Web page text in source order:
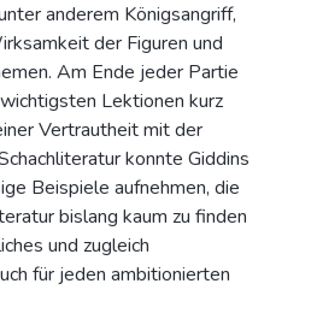
anderem Königsangriff,
der Figuren und
Am Ende jeder Partie
Lektionen kurz
Vertrautheit mit der
konnte Giddins
Beispiele aufnehmen, die
bislang kaum zu finden
und zugleich
für jeden ambitionierten